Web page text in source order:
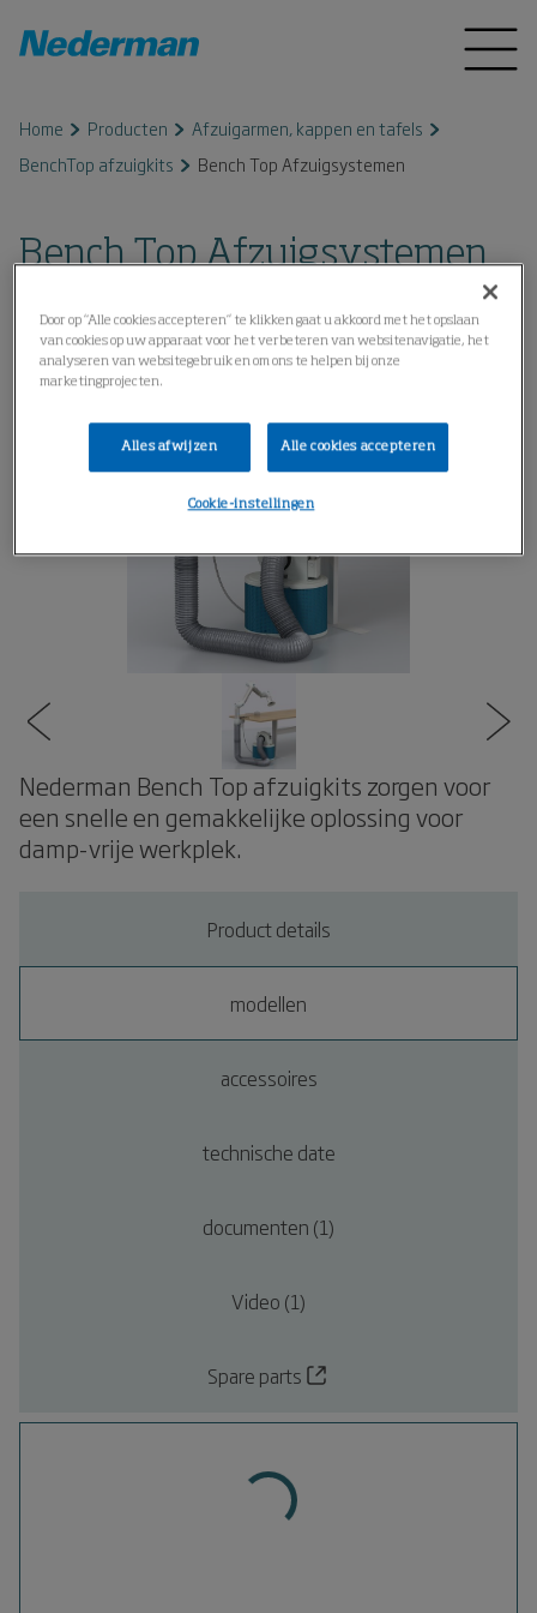
Home Producten
Afzuigarmen, kappen en tafels
BenchTop afzuigkits
Bench Top Afzuigsystemen
Bench Top Afzuigsystemen
Nederman Bench Top afzuigkits zorgen voor
een snelle en gemakkelijke oplossing voor
damp-vrije werkplek.
Product details
modellen
accessoires
technische date
documenten (1)
Video (1)
Spare parts
Door op “Alle cookies accepteren” te klikken gaat u akkoord met het opslaan
van cookies op uw apparaat voor het verbeteren van websitenavigatie, het
analyseren van websitegebruik en om ons te helpen bij onze
marketingprojecten.
Alles afwijzen Alle cookies accepteren
Cookie-instellingen